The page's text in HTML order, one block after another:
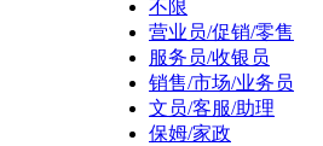
不限
营业员/促销/零售
服务员/收银员
销售/市场/业务员
文员/客服/助理
保姆/家政